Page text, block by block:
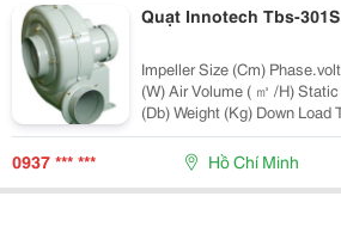
Quạt Innotech Tbs-301S
Impeller Size (Cm) Phase.volt ( ∮ /V/Hz) Poles (P) Input
(W) Air Volume ( ㎥ /H) Static Pressure (Mmaq) Noise
0937 *** *** Hồ Chí Minh